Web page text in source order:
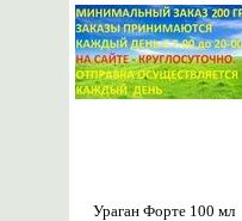
Ураган Форте 100 мл